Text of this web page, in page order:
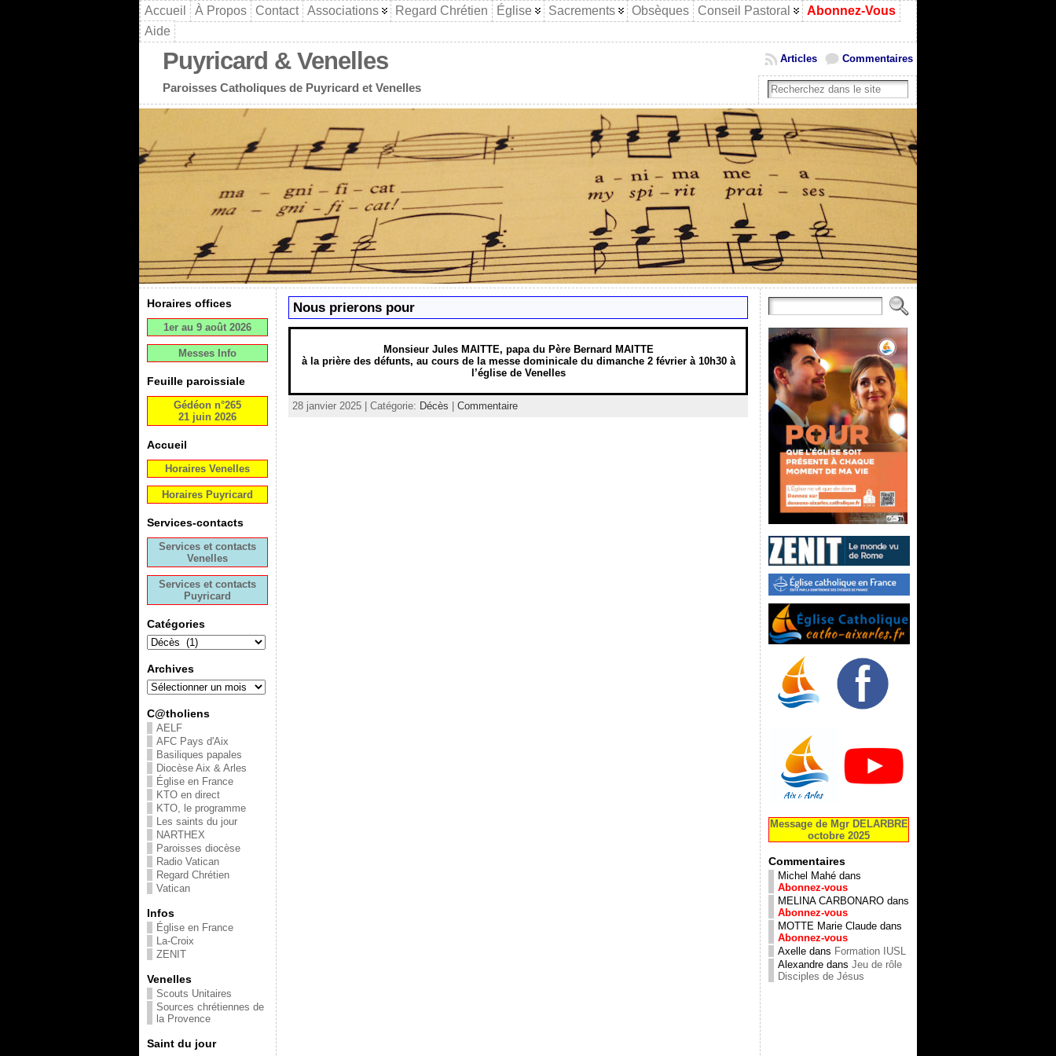
Accueil À Propos Contact Associations Regard Chrétien Église Sacrements Obsèques Conseil Pastoral
Abonnez-Vous
Aide
Puyricard & Venelles
Paroisses Catholiques de Puyricard et Venelles
Commentaires
Articles
Horaires offices
1er au 9 août 2026
Messes Info
Feuille paroissiale
Gédéon n°265
21 juin 2026
Accueil
Horaires Venelles
Horaires Puyricard
Services-contacts
Services et contacts
Venelles
Services et contacts
Puyricard
Catégories
Archives
C@tholiens
AELF
AFC Pays d'Aix
Basiliques papales
Diocèse Aix & Arles
Église en France
KTO en direct
KTO, le programme
Les saints du jour
NARTHEX
Paroisses diocèse
Radio Vatican
Regard Chrétien
Vatican
Infos
Église en France
La-Croix
ZENIT
Venelles
Scouts Unitaires
Sources chrétiennes de
la Provence
Saint du jour
Nous prierons pour
Monsieur Jules MAITTE, papa du Père Bernard MAITTE
à la prière des défunts, au cours de la messe dominicale du dimanche 2 février à 10h30 à
l’église de Venelles
28 janvier 2025 | Catégorie: Décès | Commentaire
Message de Mgr DELARBRE
octobre 2025
Commentaires
Michel Mahé dans
Abonnez-vous
MELINA CARBONARO dans
Abonnez-vous
MOTTE Marie Claude dans
Abonnez-vous
Axelle dans Formation IUSL
Alexandre dans Jeu de rôle
Disciples de Jésus